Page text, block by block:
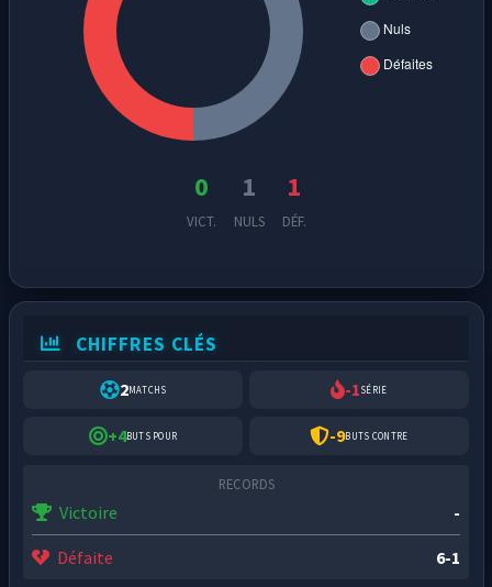
0
VICT.
1
NULS
1
DÉF.
CHIFFRES CLÉS
2MATCHS -1SÉRIE
+4BUTS POUR -9BUTS CONTRE
RECORDS
Victoire -
Défaite 6-1